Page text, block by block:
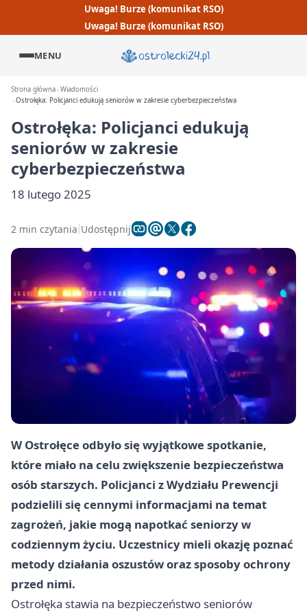
Uwaga! Burze (komunikat RSO)
Uwaga! Burze (komunikat RSO)
MENU
Strona główna Wiadomości
Ostrołęka: Policjanci edukują seniorów w zakresie cyberbezpieczeństwa
Ostrołęka: Policjanci edukują
seniorów w zakresie
cyberbezpieczeństwa
18 lutego 2025
2 min czytania Udostępnij
W Ostrołęce odbyło się wyjątkowe spotkanie,
które miało na celu zwiększenie bezpieczeństwa
osób starszych. Policjanci z Wydziału Prewencji
podzielili się cennymi informacjami na temat
zagrożeń, jakie mogą napotkać seniorzy w
codziennym życiu. Uczestnicy mieli okazję poznać
metody działania oszustów oraz sposoby ochrony
przed nimi.
Ostrołęka stawia na bezpieczeństwo seniorów